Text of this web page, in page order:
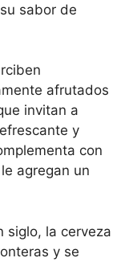
sabor de
afrutados
invitan a
y
con
agregan un
siglo, la cerveza
y se